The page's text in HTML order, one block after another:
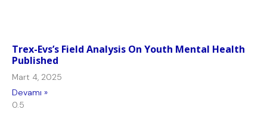
Trex-Evs’s Field Analysis On Youth Mental Health
Published
Mart 4, 2025
Devamı »